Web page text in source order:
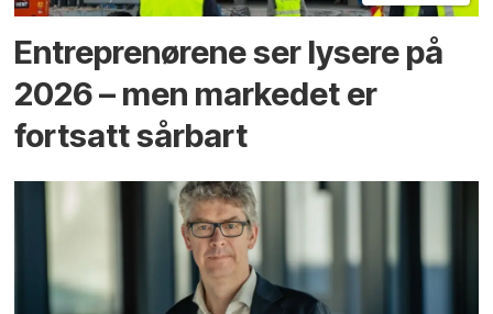
Entreprenørene ser lysere på
2026 – men markedet er
fortsatt sårbart